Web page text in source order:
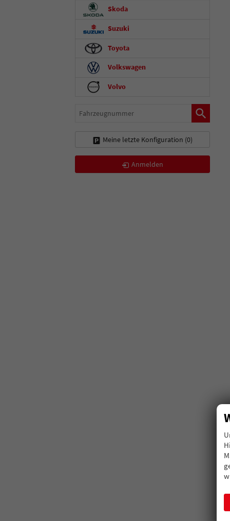
Skoda
Suzuki
Toyota
Volkswagen
Volvo
Fahrzeugnummer
Meine letzte Konfiguration (0)
Anmelden